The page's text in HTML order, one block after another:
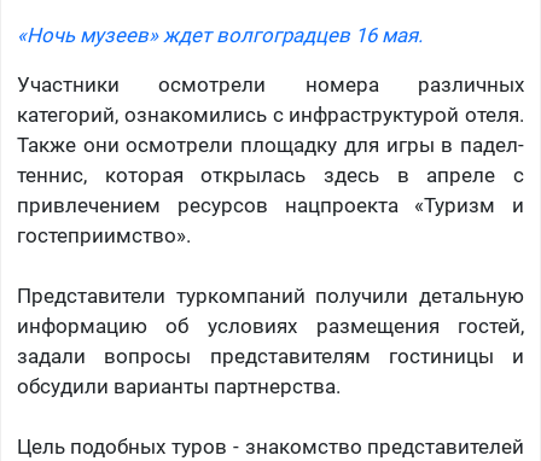
«Ночь музеев» ждет волгоградцев 16 мая.
Участники осмотрели номера различных
категорий, ознакомились с инфраструктурой отеля.
Также они осмотрели площадку для игры в падел-
теннис, которая открылась здесь в апреле с
привлечением ресурсов нацпроекта «Туризм и
гостеприимство».
Представители туркомпаний получили детальную
информацию об условиях размещения гостей,
задали вопросы представителям гостиницы и
обсудили варианты партнерства.
Цель подобных туров - знакомство представителей